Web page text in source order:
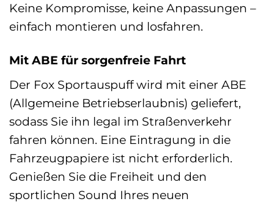
Keine Kompromisse, keine Anpassungen –
einfach montieren und losfahren.
Mit ABE für sorgenfreie Fahrt
Der Fox Sportauspuff wird mit einer ABE
(Allgemeine Betriebserlaubnis) geliefert,
sodass Sie ihn legal im Straßenverkehr
fahren können. Eine Eintragung in die
Fahrzeugpapiere ist nicht erforderlich.
Genießen Sie die Freiheit und den
sportlichen Sound Ihres neuen